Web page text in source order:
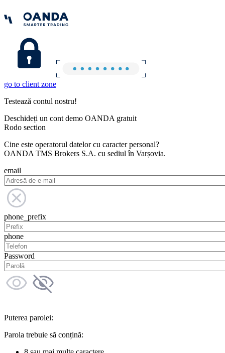
go to client zone
Testează contul nostru!
Deschideți un cont demo OANDA gratuit
Rodo section
Cine este operatorul datelor cu caracter personal?
OANDA TMS Brokers S.A. cu sediul în Varșovia.
email
phone_prefix
phone
Password
Puterea parolei:
Parola trebuie să conțină: